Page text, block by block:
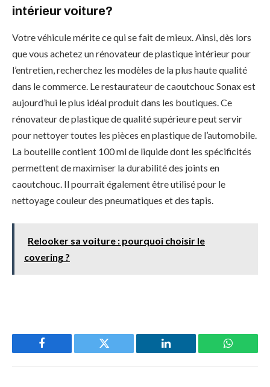
intérieur voiture?
Votre véhicule mérite ce qui se fait de mieux. Ainsi, dès lors
que vous achetez un rénovateur de plastique intérieur pour
l’entretien, recherchez les modèles de la plus haute qualité
dans le commerce. Le restaurateur de caoutchouc Sonax est
aujourd’hui le plus idéal produit dans les boutiques. Ce
rénovateur de plastique de qualité supérieure peut servir
pour nettoyer toutes les pièces en plastique de l’automobile.
La bouteille contient 100 ml de liquide dont les spécificités
permettent de maximiser la durabilité des joints en
caoutchouc. Il pourrait également être utilisé pour le
nettoyage couleur des pneumatiques et des tapis.
Relooker sa voiture : pourquoi choisir le
covering ?
Facebook Twitter LinkedIn